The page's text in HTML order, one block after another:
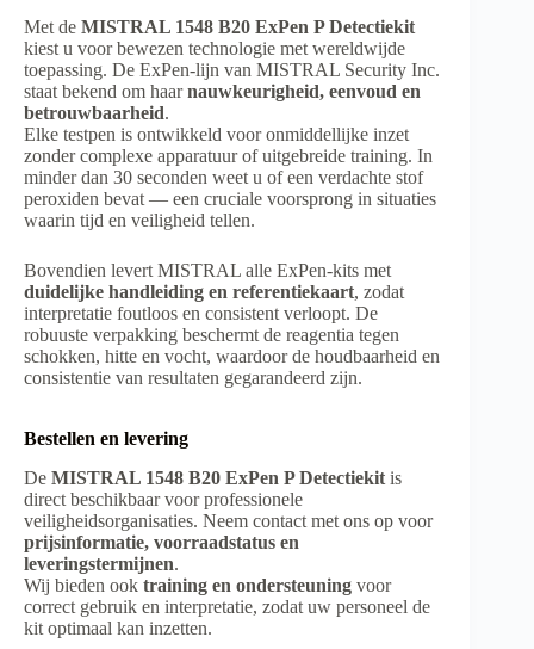
Met de MISTRAL 1548 B20 ExPen P Detectiekit
kiest u voor bewezen technologie met wereldwijde
toepassing. De ExPen-lijn van MISTRAL Security Inc.
staat bekend om haarnauwkeurigheid, eenvoud en
betrouwbaarheid.
Elke testpen is ontwikkeld voor onmiddellijke inzet
zonder complexe apparatuur of uitgebreide training. In
minder dan 30 seconden weet u of een verdachte stof
peroxiden bevat — een cruciale voorsprong in situaties
waarin tijd en veiligheid tellen.
Bovendien levert MISTRAL alle ExPen-kits met
duidelijke handleiding en referentiekaart, zodat
interpretatie foutloos en consistent verloopt. De
robuuste verpakking beschermt de reagentia tegen
schokken, hitte en vocht, waardoor de houdbaarheid en
consistentie van resultaten gegarandeerd zijn.
Bestellen en levering
De MISTRAL 1548 B20 ExPen P Detectiekit is
direct beschikbaar voor professionele
veiligheidsorganisaties. Neem contact met ons op voor
prijsinformatie, voorraadstatus en
leveringstermijnen.
Wij bieden ook training en ondersteuning voor
correct gebruik en interpretatie, zodat uw personeel de
kit optimaal kan inzetten.